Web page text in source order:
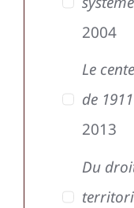
2004
Le
de
2013
Du